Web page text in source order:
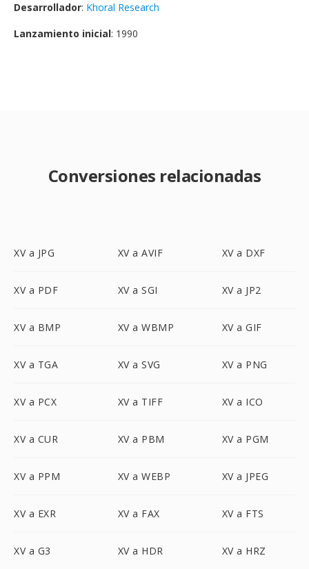
Desarrollador: Khoral Research
Lanzamiento inicial: 1990
Conversiones relacionadas
XV a JPG XV a AVIF XV a DXF
XV a PDF XV a SGI XV a JP2
XV a BMP XV a WBMP XV a GIF
XV a TGA XV a SVG XV a PNG
XV a PCX XV a TIFF XV a ICO
XV a CUR XV a PBM XV a PGM
XV a PPM XV a WEBP XV a JPEG
XV a EXR XV a FAX XV a FTS
XV a G3 XV a HDR XV a HRZ